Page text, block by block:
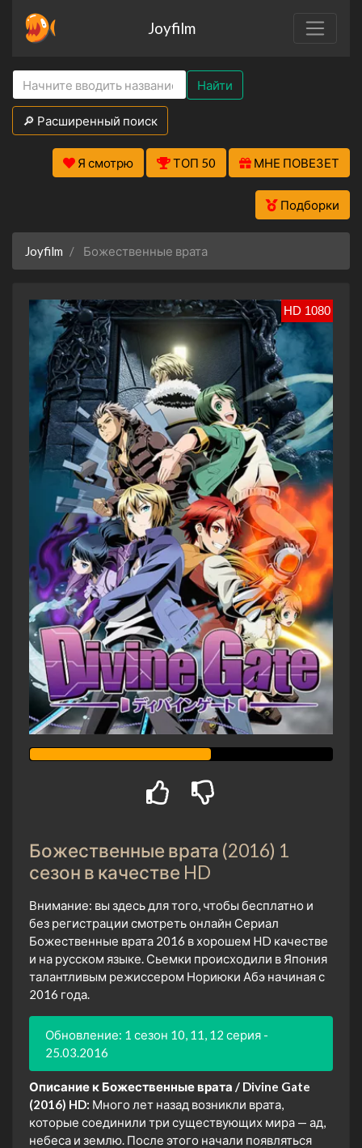
Joyfilm
Найти
🔎 Расширенный поиск
Я смотрю ТОП 50 МНЕ ПОВЕЗЕТ
Подборки
Joyfilm Божественные врата
HD 1080
Божественные врата (2016) 1
сезон в качестве HD
Внимание: вы здесь для того, чтобы бесплатно и
без регистрации смотреть онлайн Сериал
Божественные врата 2016 в хорошем HD качестве
и на русском языке. Сьемки происходили в Япония
талантливым режиссером Нориюки Абэ начиная с
2016 года.
Обновление: 1 сезон 10, 11, 12 серия -
25.03.2016
Описание к Божественные врата / Divine Gate
(2016) HD: Много лет назад возникли врата,
которые соединили три существующих мира — ад,
небеса и землю. После этого начали появляться